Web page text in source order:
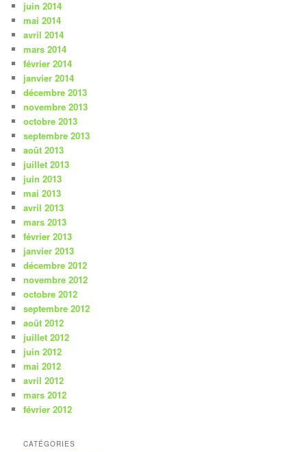
juin 2014
mai 2014
avril 2014
mars 2014
février 2014
janvier 2014
décembre 2013
novembre 2013
octobre 2013
septembre 2013
août 2013
juillet 2013
juin 2013
mai 2013
avril 2013
mars 2013
février 2013
janvier 2013
décembre 2012
novembre 2012
octobre 2012
septembre 2012
août 2012
juillet 2012
juin 2012
mai 2012
avril 2012
mars 2012
février 2012
CATÉGORIES